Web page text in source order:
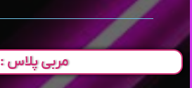
مربی پلاس :